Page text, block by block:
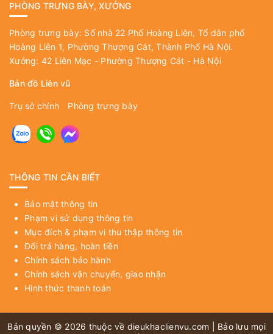
PHÒNG TRƯNG BÀY, XƯỞNG
Phòng trưng bày: Số nhà 22 Phố Hoàng Liên, Tổ dân phố
Hoàng Liên 1, Phường Thượng Cát, Thành Phố Hà Nội.
Xưởng: 42 Liên Mạc - Phường Thượng Cát - Hà Nội
Bản đồ Liên vũ
Trụ sở chính Phòng trưng bày
THÔNG TIN CẦN BIẾT
Bảo mật thông tin
Phạm vi sử dụng thông tin
Mục đích & phạm vi thu thập thông tin
Đổi trả hàng, hoàn tiền
Chính sách bảo hành
Chính sách vận chuyển, giao nhận
Hình thức thanh toán
Bản quyền © 2026 thuộc về dieukhaclienvu.com | Bảo lưu mọi